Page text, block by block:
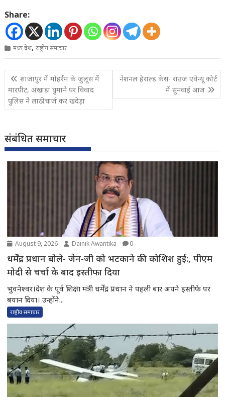
Share:
मध्य प्रदेश,राष्ट्रीय समाचार
Post
navigation
शाजापुर में मोहर्रम के जुलूस में
मारपीट, अखाड़ा घुमाने पर विवाद
पुलिस ने लाठीचार्ज कर खदेड़ा
नेशनल हेराल्ड केस- राउज एवेन्यू कोर्ट
में सुनवाई आज
संबंधित समाचार
August 9, 2026 Dainik Awantika 0
धर्मेंद्र प्रधान बोले- जेन-जी को भटकाने की कोशिश हुई:, पीएम
मोदी से चर्चा के बाद इस्तीफा दिया
भुवनेश्वर।देश के पूर्व शिक्षा मंत्री धर्मेंद्र प्रधान ने पहली बार अपने इस्तीफे पर
बयान दिया। उन्होंने...
राष्ट्रीय समाचार